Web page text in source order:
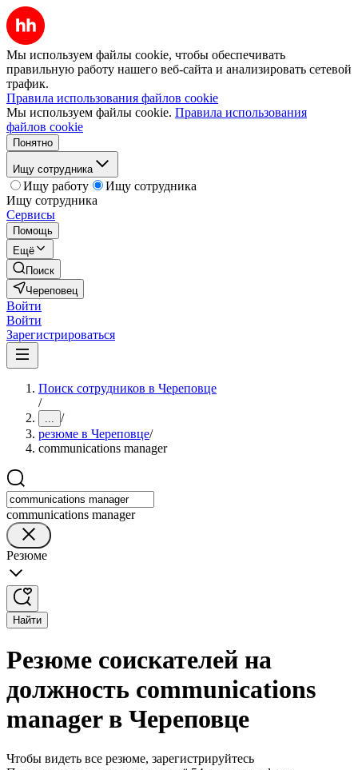
Мы используем файлы cookie, чтобы обеспечивать
правильную работу нашего веб-сайта и анализировать сетевой
трафик.
Правила использования файлов cookie
Мы используем файлы cookie. Правила использования
файлов cookie
Понятно
Ищу сотрудника
Ищу работу
Ищу сотрудника
Ищу сотрудника
Сервисы
Помощь
Ещё
Поиск
Череповец
Войти
Войти
Зарегистрироваться
Поиск сотрудников в Череповце
/
... /
резюме в Череповце/
communications manager
communications manager
Резюме
Найти
Резюме соискателей на
должность communications
manager в Череповце
Чтобы видеть все резюме, зарегистрируйтесь